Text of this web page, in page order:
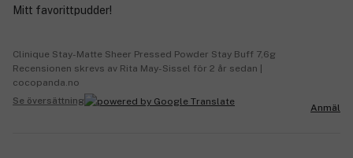
Mitt favorittpudder!
Clinique Stay-Matte Sheer Pressed Powder Stay Buff 7,6g
Recensionen skrevs av Rita May-Sissel för 2 år sedan |
cocopanda.no
Se översättning
Anmäl